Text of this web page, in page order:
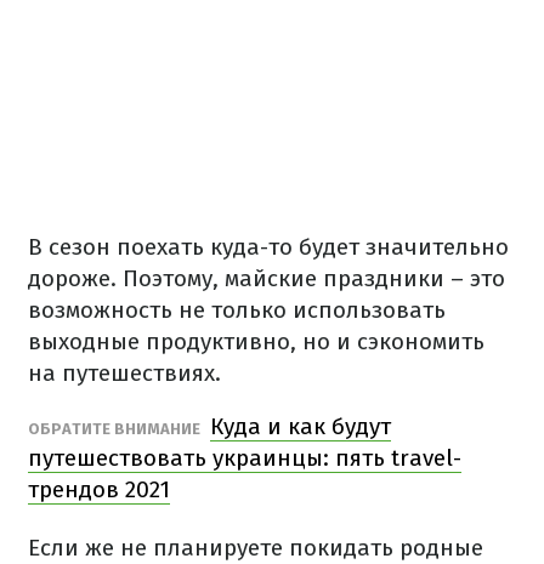
В сезон поехать куда-то будет значительно
дороже. Поэтому, майские праздники – это
возможность не только использовать
выходные продуктивно, но и сэкономить
на путешествиях.
ОБРАТИТЕ ВНИМАНИЕ
Куда и как будут
путешествовать украинцы: пять travel-
трендов 2021
Если же не планируете покидать родные